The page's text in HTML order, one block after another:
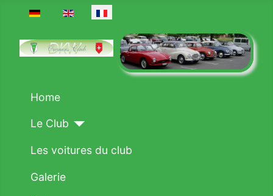
Sélectionnez votre langue
Home
Le Club
Les voitures du club
Galerie